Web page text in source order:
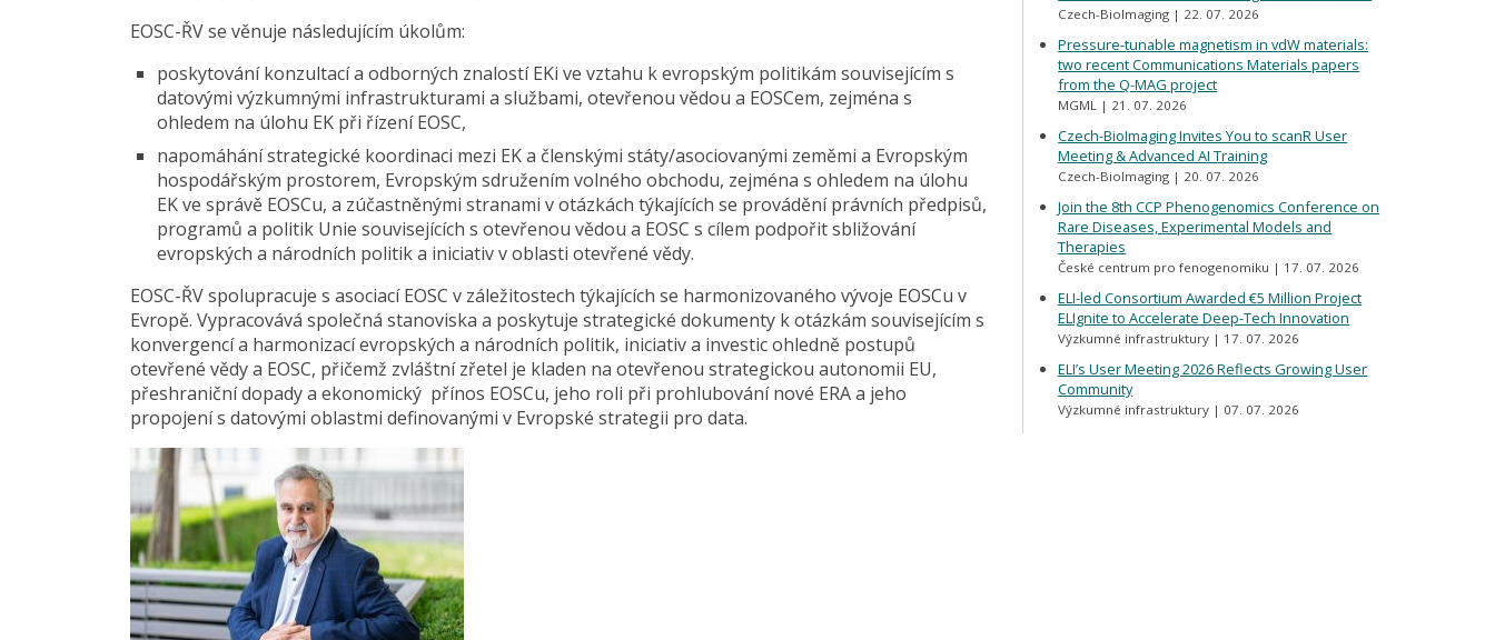
EOSC-ŘV se věnuje následujícím úkolům:
poskytování konzultací a odborných znalostí EKi ve vztahu k evropským politikám souvisejícím s
datovými výzkumnými infrastrukturami a službami, otevřenou vědou a EOSCem, zejména s
ohledem na úlohu EK při řízení EOSC,
napomáhání strategické koordinaci mezi EK a členskými státy/asociovanými zeměmi a Evropským
hospodářským prostorem, Evropským sdružením volného obchodu, zejména s ohledem na úlohu
EK ve správě EOSCu, a zúčastněnými stranami v otázkách týkajících se provádění právních předpisů,
programů a politik Unie souvisejících s otevřenou vědou a EOSC s cílem podpořit sbližování
evropských a národních politik a iniciativ v oblasti otevřené vědy.
EOSC-ŘV spolupracuje s asociací EOSC v záležitostech týkajících se harmonizovaného vývoje EOSCu v
Evropě. Vypracovává společná stanoviska a poskytuje strategické dokumenty k otázkám souvisejícím s
konvergencí a harmonizací evropských a národních politik, iniciativ a investic ohledně postupů
otevřené vědy a EOSC, přičemž zvláštní zřetel je kladen na otevřenou strategickou autonomii EU,
přeshraniční dopady a ekonomický přínos EOSCu, jeho roli při prohlubování nové ERA a jeho
propojení s datovými oblastmi definovanými v Evropské strategii pro data.
Czech-BioImaging 22. 07. 2026
Pressure-tunable magnetism in vdW materials:
two recent Communications Materials papers
from the Q-MAG project
MGML 21. 07. 2026
Czech-BioImaging Invites You to scanR User
Meeting & Advanced AI Training
Czech-BioImaging 20. 07. 2026
Join the 8th CCP Phenogenomics Conference on
Rare Diseases, Experimental Models and
Therapies
České centrum pro fenogenomiku 17. 07. 2026
ELI-led Consortium Awarded €5 Million Project
ELIgnite to Accelerate Deep-Tech Innovation
Výzkumné infrastruktury 17. 07. 2026
ELI’s User Meeting 2026 Reflects Growing User
Community
Výzkumné infrastruktury 07. 07. 2026